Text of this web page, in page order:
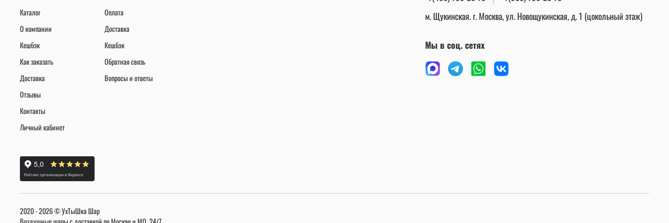
Каталог
О компании
Кешбэк
Как заказать
Доставка
Отзывы
Контакты
Личный кабинет
Оплата
Доставка
Кешбэк
Обратная связь
Вопросы и ответы
м. Щукинская. г. Москва, ул. Новощукинская, д. 1 (цокольный этаж)
Мы в соц. сетях
2020 - 2026 © УхТыШка Шар